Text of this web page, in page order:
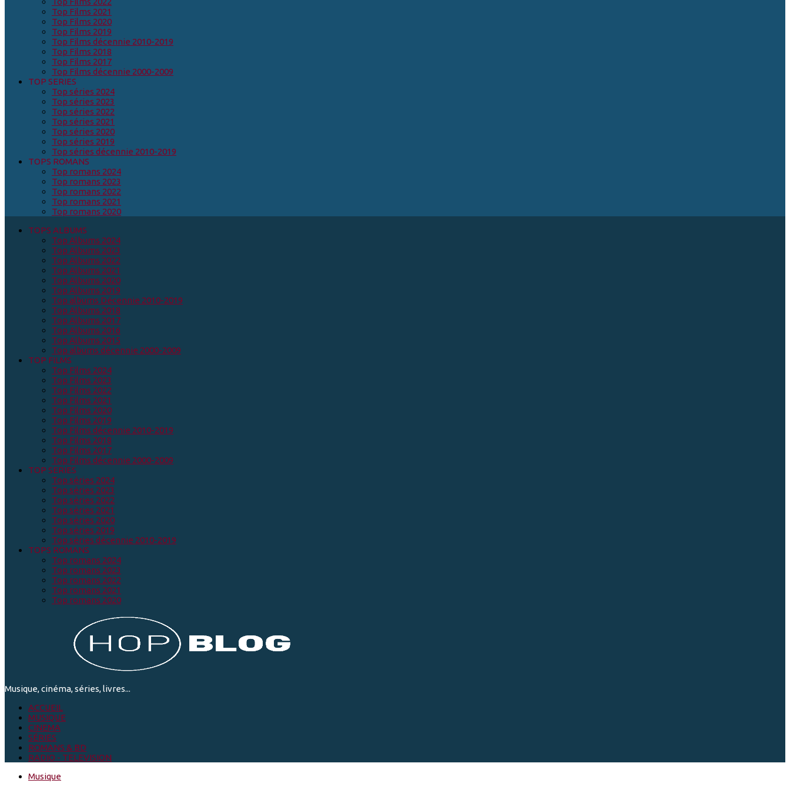
Top Films 2021
Top Films 2020
Top Films 2019
Top Films décennie 2010-2019
Top Films 2018
Top Films 2017
Top Films décennie 2000-2009
TOP SERIES
Top séries 2024
Top séries 2023
Top séries 2022
Top séries 2021
Top séries 2020
Top séries 2019
Top séries décennie 2010-2019
TOPS ROMANS
Top romans 2024
Top romans 2023
Top romans 2022
Top romans 2021
Top romans 2020
TOPS ALBUMS
Top Albums 2024
Top Albums 2023
Top Albums 2022
Top Albums 2021
Top Albums 2020
Top Albums 2019
Top albums Décennie 2010-2019
Top Albums 2018
Top Albums 2017
Top Albums 2016
Top Albums 2015
Top albums décennie 2000-2009
TOP FILMS
Top Films 2024
Top Films 2023
Top Films 2022
Top Films 2021
Top Films 2020
Top Films 2019
Top Films décennie 2010-2019
Top Films 2018
Top Films 2017
Top Films décennie 2000-2009
TOP SERIES
Top séries 2024
Top séries 2023
Top séries 2022
Top séries 2021
Top séries 2020
Top séries 2019
Top séries décennie 2010-2019
TOPS ROMANS
Top romans 2024
Top romans 2023
Top romans 2022
Top romans 2021
Top romans 2020
Musique, cinéma, séries, livres...
ACCUEIL
MUSIQUE
CINEMA
SÉRIES
ROMANS & BD
RADIO - TELEVISION
Musique